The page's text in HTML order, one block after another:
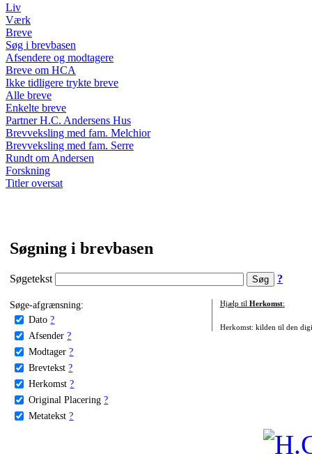
Liv
Værk
Breve
Søg i brevbasen
Afsendere og modtagere
Breve om HCA
Ikke tidligere trykte breve
Alle breve
Enkelte breve
Partner H.C. Andersens Hus
Brevveksling med fam. Melchior
Brevveksling med fam. Serre
Rundt om Andersen
Forskning
Titler oversat
Søgning i brevbasen
Søgetekst ?
Søge-afgrænsning:
Dato ?
Afsender ?
Modtager ?
Brevtekst ?
Herkomst ?
Original Placering ?
Metatekst ?
Hjælp til Herkomst:
Herkomst: kilden til den